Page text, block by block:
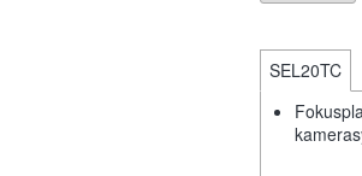
SEL20TC